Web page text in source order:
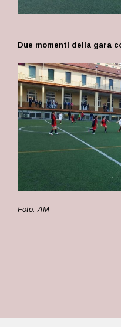
Due momenti della gara
Foto: AM